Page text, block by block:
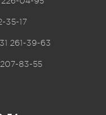
35-17
261-39-63
83-55